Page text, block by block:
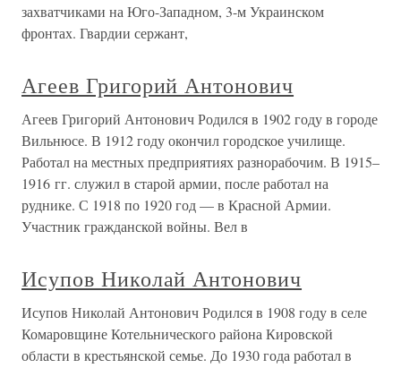
захватчиками на Юго-Западном, 3-м Украинском
фронтах. Гвардии сержант,
Агеев Григорий Антонович
Агеев Григорий Антонович Родился в 1902 году в городе
Вильнюсе. В 1912 году окончил городское училище.
Работал на местных предприятиях разнорабочим. В 1915–
1916 гг. служил в старой армии, после работал на
руднике. С 1918 по 1920 год — в Красной Армии.
Участник гражданской войны. Вел в
Исупов Николай Антонович
Исупов Николай Антонович Родился в 1908 году в селе
Комаровщине Котельнического района Кировской
области в крестьянской семье. До 1930 года работал в